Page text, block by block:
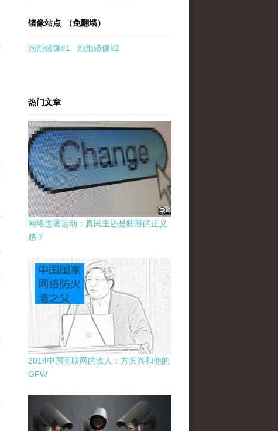
镜像站点 （免翻墙）
泡泡镜像#1 泡泡镜像#2
热门文章
网络连署运动：真民主还是瞎掰的正义
感？
2014中国互联网的敌人：方滨兴和他的
GFW